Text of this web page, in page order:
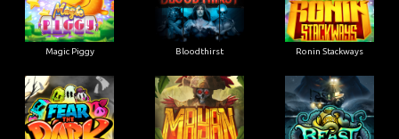
Magic Piggy Bloodthirst Ronin Stackways